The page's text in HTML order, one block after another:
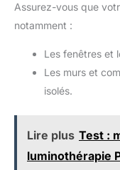
Assurez-vous que
notamment :
Les fenêtres et
Les murs et
isolés.
Lire plus Test :
luminothérapie